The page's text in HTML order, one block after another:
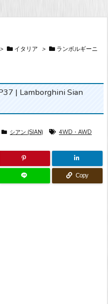
> イタリア >
ランボルギーニ
| Lamborghini Sian
シアン (SIAN) 4WD・AWD
Copy